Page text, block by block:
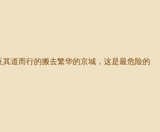
道而行的搬去繁华的京城，这是最危险的